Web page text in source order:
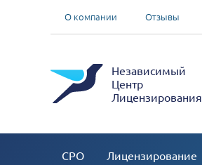
О компании Отзывы
Независимый
Центр
Лицензирования
СРО Лицензирование